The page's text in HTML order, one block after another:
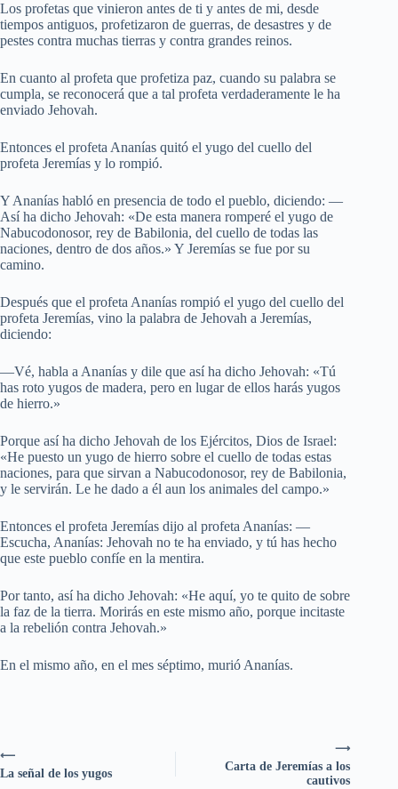
Los profetas que vinieron antes de ti y antes de mi, desde
tiempos antiguos, profetizaron de guerras, de desastres y de
pestes contra muchas tierras y contra grandes reinos.
En cuanto al profeta que profetiza paz, cuando su palabra se
cumpla, se reconocerá que a tal profeta verdaderamente le ha
enviado Jehovah.
Entonces el profeta Ananías quitó el yugo del cuello del
profeta Jeremías y lo rompió.
Y Ananías habló en presencia de todo el pueblo, diciendo: —
Así ha dicho Jehovah: «De esta manera romperé el yugo de
Nabucodonosor, rey de Babilonia, del cuello de todas las
naciones, dentro de dos años.» Y Jeremías se fue por su
camino.
Después que el profeta Ananías rompió el yugo del cuello del
profeta Jeremías, vino la palabra de Jehovah a Jeremías,
diciendo:
—Vé, habla a Ananías y dile que así ha dicho Jehovah: «Tú
has roto yugos de madera, pero en lugar de ellos harás yugos
de hierro.»
Porque así ha dicho Jehovah de los Ejércitos, Dios de Israel:
«He puesto un yugo de hierro sobre el cuello de todas estas
naciones, para que sirvan a Nabucodonosor, rey de Babilonia,
y le servirán. Le he dado a él aun los animales del campo.»
Entonces el profeta Jeremías dijo al profeta Ananías: —
Escucha, Ananías: Jehovah no te ha enviado, y tú has hecho
que este pueblo confíe en la mentira.
Por tanto, así ha dicho Jehovah: «He aquí, yo te quito de sobre
la faz de la tierra. Morirás en este mismo año, porque incitaste
a la rebelión contra Jehovah.»
En el mismo año, en el mes séptimo, murió Ananías.
⟶
Carta de Jeremías a los
cautivos
⟵
La señal de los yugos